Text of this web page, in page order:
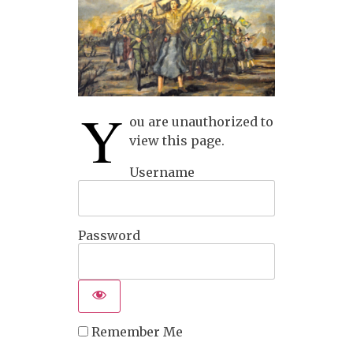
Y ou are unauthorized to
view this page.
Username
Password
Remember Me